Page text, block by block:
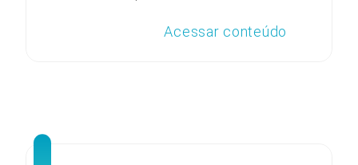
Acessar conteúdo